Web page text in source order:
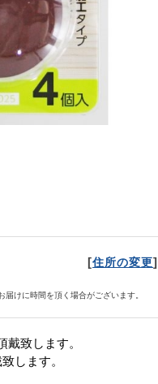
[住所の変更]
けに時間を頂く場合がございます。
戴致します。
します。